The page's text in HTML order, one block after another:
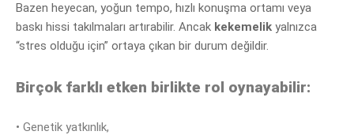
Bazen heyecan, yoğun tempo, hızlı konuşma ortamı veya
baskı hissi takılmaları artırabilir. Ancak kekemelik yalnızca
“stres olduğu için” ortaya çıkan bir durum değildir.
Birçok farklı etken birlikte rol oynayabilir:
• Genetik yatkınlık,